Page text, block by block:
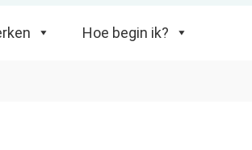
Hoe begin ik?